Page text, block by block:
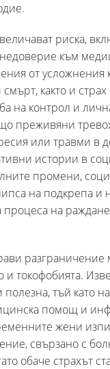
риска,
към
от усложнения
както и страх
на контрол и
преживяни
или травми в
истории в
промени,
на подкрепа и
на
и токофобията.
тъй като
помощ и
жени
свързано с
обаче страхът